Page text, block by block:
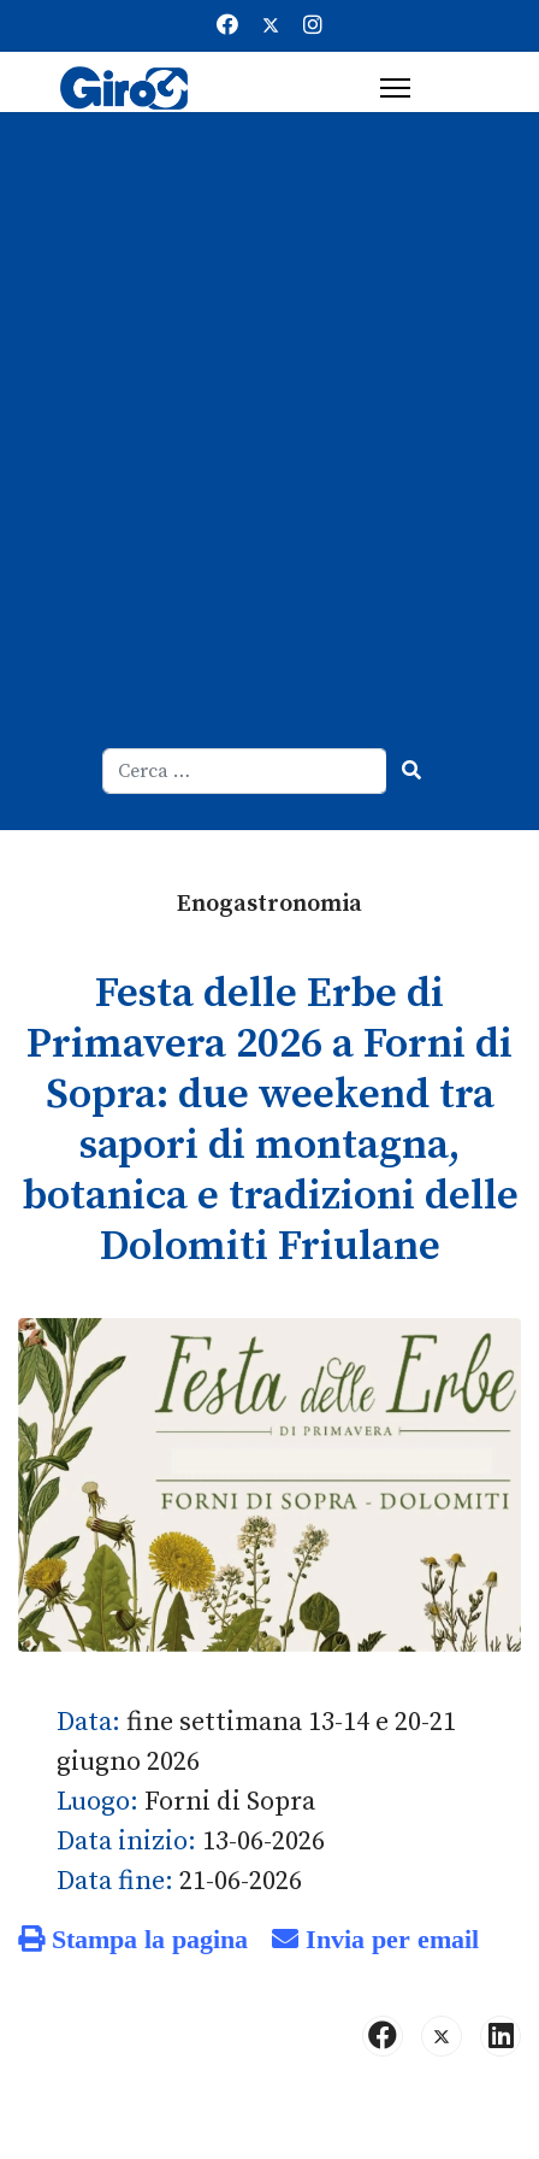
Enogastronomia
Festa delle Erbe di
Primavera 2026 a Forni di
Sopra: due weekend tra
sapori di montagna,
botanica e tradizioni delle
Dolomiti Friulane
Data: fine settimana 13-14 e 20-21
giugno 2026
Luogo: Forni di Sopra
Data inizio: 13-06-2026
Data fine: 21-06-2026
Stampa la pagina Invia per email